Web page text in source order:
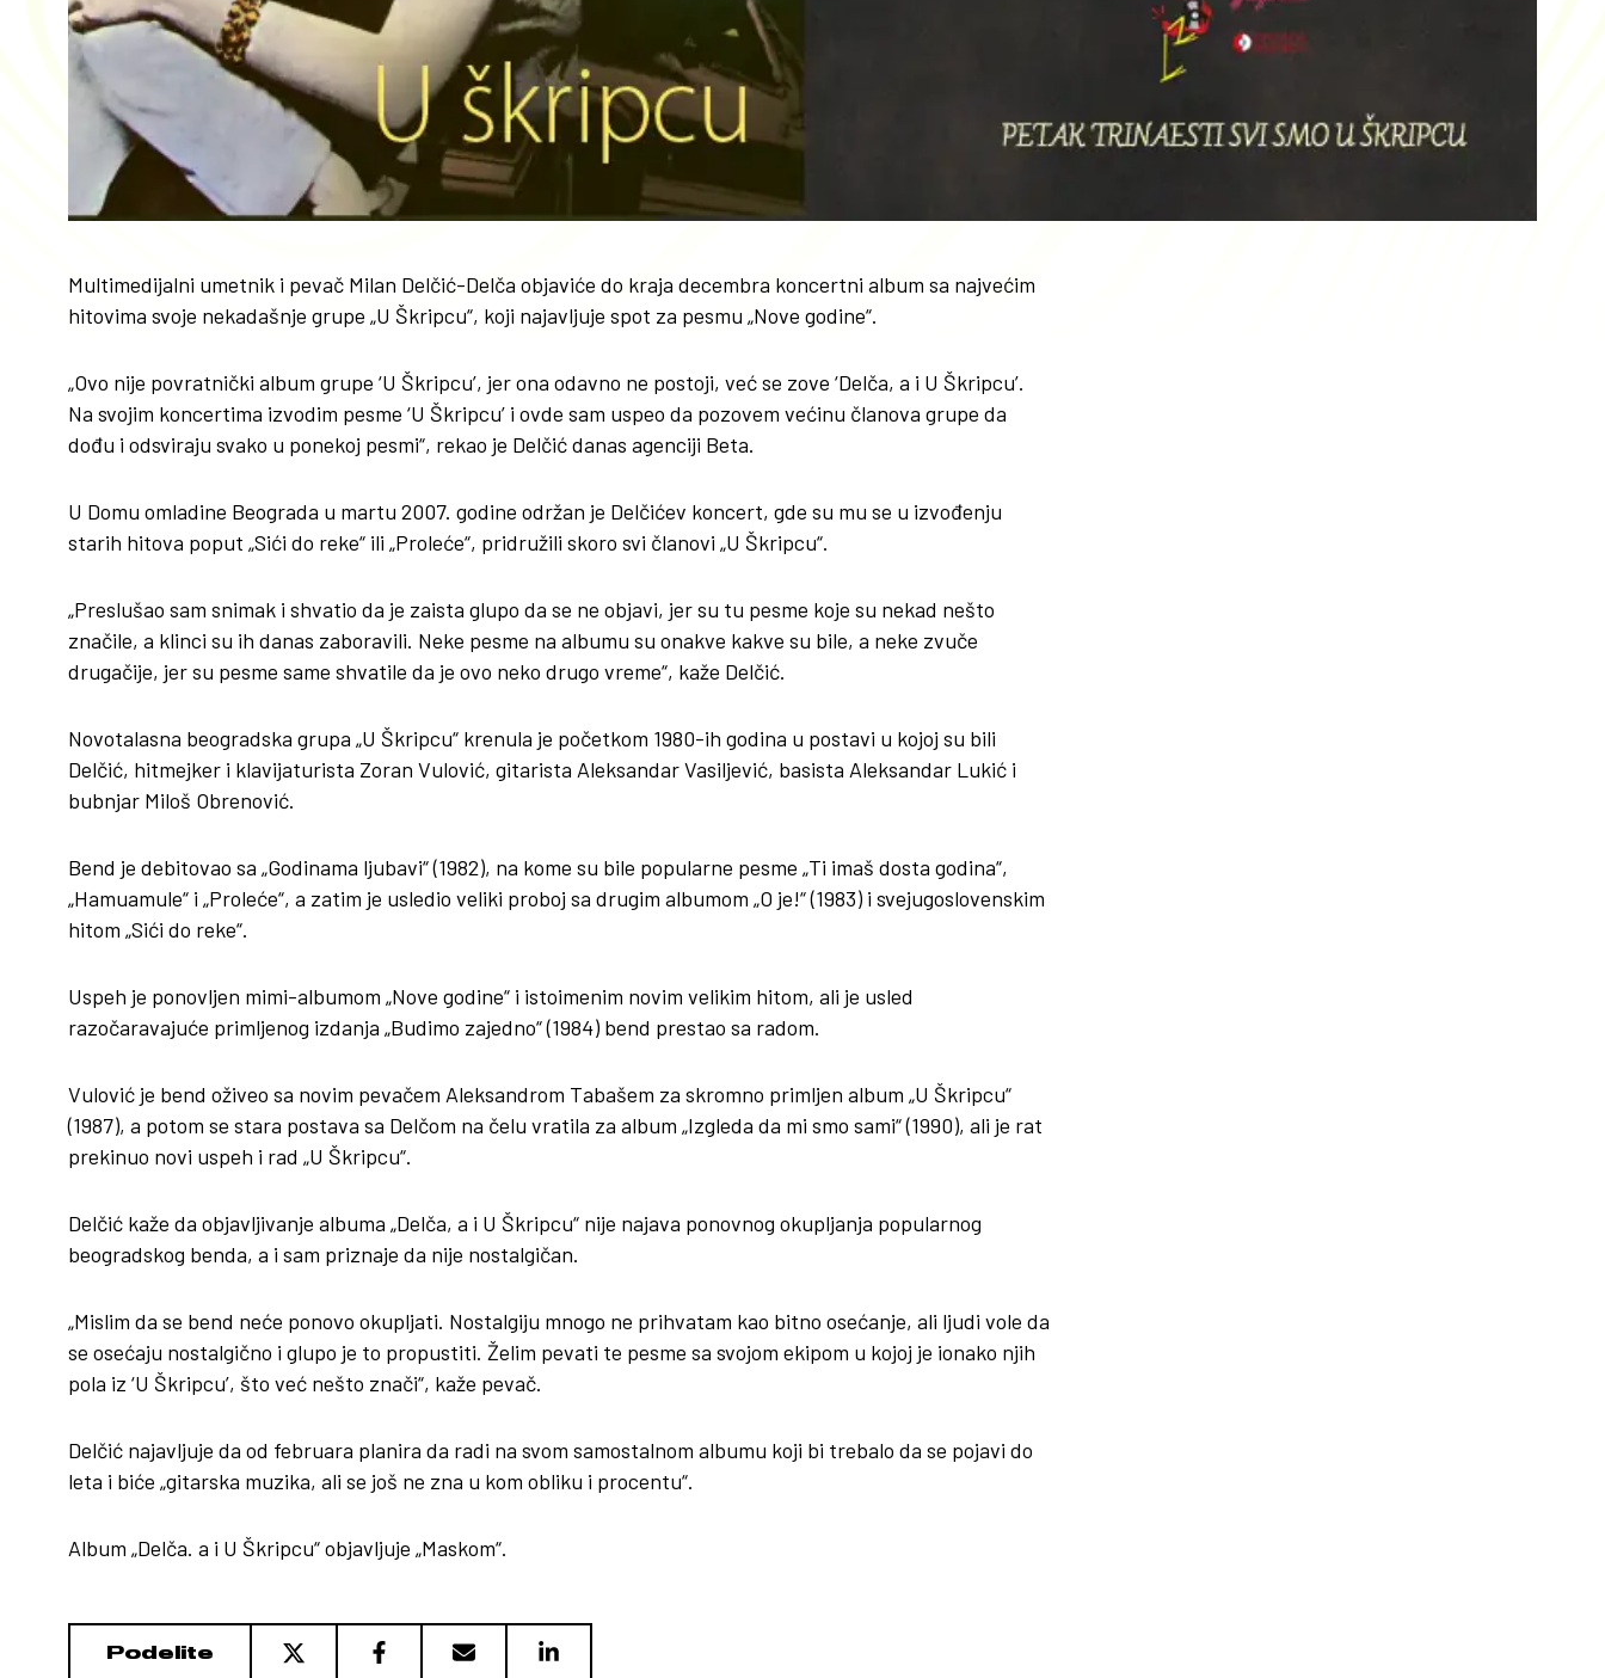
Multimedijalni umetnik i pevač Milan Delčić-Delča objaviće do kraja decembra koncertni album sa najvećim
hitovima svoje nekadašnje grupe „U Škripcu“, koji najavljuje spot za pesmu „Nove godine“.
„Ovo nije povratnički album grupe ‘U Škripcu’, jer ona odavno ne postoji, već se zove ‘Delča, a i U Škripcu’.
Na svojim koncertima izvodim pesme ‘U Škripcu’ i ovde sam uspeo da pozovem većinu članova grupe da
dođu i odsviraju svako u ponekoj pesmi“, rekao je Delčić danas agenciji Beta.
U Domu omladine Beograda u martu 2007. godine održan je Delčićev koncert, gde su mu se u izvođenju
starih hitova poput „Sići do reke“ ili „Proleće“, pridružili skoro svi članovi „U Škripcu“.
„Preslušao sam snimak i shvatio da je zaista glupo da se ne objavi, jer su tu pesme koje su nekad nešto
značile, a klinci su ih danas zaboravili. Neke pesme na albumu su onakve kakve su bile, a neke zvuče
drugačije, jer su pesme same shvatile da je ovo neko drugo vreme“, kaže Delčić.
Novotalasna beogradska grupa „U Škripcu“ krenula je početkom 1980-ih godina u postavi u kojoj su bili
Delčić, hitmejker i klavijaturista Zoran Vulović, gitarista Aleksandar Vasiljević, basista Aleksandar Lukić i
bubnjar Miloš Obrenović.
Bend je debitovao sa „Godinama ljubavi“ (1982), na kome su bile popularne pesme „Ti imaš dosta godina“,
„Hamuamule“ i „Proleće“, a zatim je usledio veliki proboj sa drugim albumom „O je!“ (1983) i svejugoslovenskim
hitom „Sići do reke“.
Uspeh je ponovljen mimi-albumom „Nove godine“ i istoimenim novim velikim hitom, ali je usled
razočaravajuće primljenog izdanja „Budimo zajedno“ (1984) bend prestao sa radom.
Vulović je bend oživeo sa novim pevačem Aleksandrom Tabašem za skromno primljen album „U Škripcu“
(1987), a potom se stara postava sa Delčom na čelu vratila za album „Izgleda da mi smo sami“ (1990), ali je rat
prekinuo novi uspeh i rad „U Škripcu“.
Delčić kaže da objavljivanje albuma „Delča, a i U Škripcu“ nije najava ponovnog okupljanja popularnog
beogradskog benda, a i sam priznaje da nije nostalgičan.
„Mislim da se bend neće ponovo okupljati. Nostalgiju mnogo ne prihvatam kao bitno osećanje, ali ljudi vole da
se osećaju nostalgično i glupo je to propustiti. Želim pevati te pesme sa svojom ekipom u kojoj je ionako njih
pola iz ‘U Škripcu’, što već nešto znači“, kaže pevač.
Delčić najavljuje da od februara planira da radi na svom samostalnom albumu koji bi trebalo da se pojavi do
leta i biće „gitarska muzika, ali se još ne zna u kom obliku i procentu“.
Album „Delča. a i U Škripcu“ objavljuje „Maskom“.
Podelite